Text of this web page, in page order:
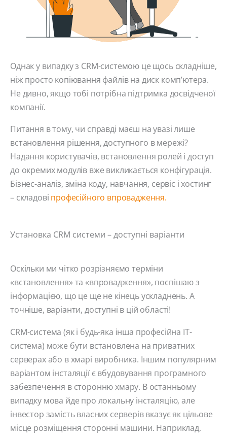
Однак у випадку з CRM-системою це щось складніше,
ніж просто копіювання файлів на диск комп’ютера.
Не дивно, якщо тобі потрібна підтримка досвідченої
компанії.
Питання в тому, чи справді маєш на увазі лише
встановлення рішення, доступного в мережі?
Надання користувачів, встановлення ролей і доступ
до окремих модулів вже викликається конфігурація.
Бізнес-аналіз, зміна коду, навчання, сервіс і хостинг
– складові професійного впровадження.
Установка CRM системи – доступні варіанти
Оскільки ми чітко розрізняємо терміни
«встановлення» та «впровадження», поспішаю з
інформацією, що це ще не кінець ускладнень. А
точніше, варіанти, доступні в цій області!
CRM-система (як і будь-яка інша професійна IT-
система) може бути встановлена ​​на приватних
серверах або в хмарі виробника. Іншим популярним
варіантом інсталяції є вбудовування програмного
забезпечення в сторонню хмару. В останньому
випадку мова йде про локальну інсталяцію, але
інвестор замість власних серверів вказує як цільове
місце розміщення сторонні машини. Наприклад,